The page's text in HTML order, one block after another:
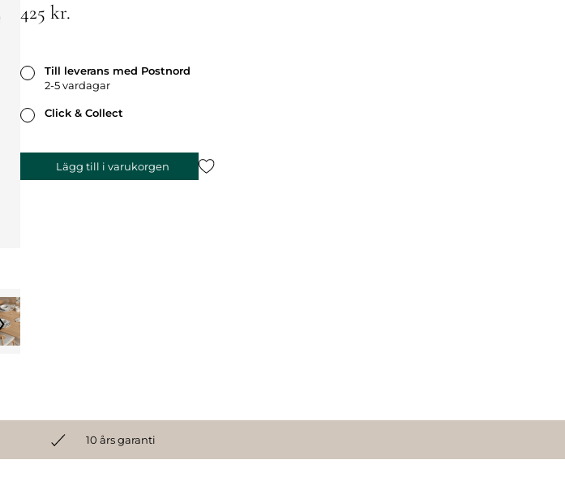
425 kr.
Till leverans med Postnord
2-5 vardagar
Click & Collect
Lägg till i varukorgen
10 års garanti